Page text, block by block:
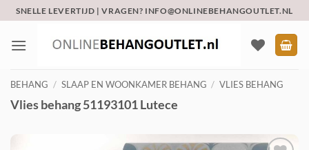
naar
inhoud
SNELLE LEVERTIJD | VRAGEN? INFO@ONLINEBEHANGOUTLET.NL
BEHANG / SLAAP EN WOONKAMER BEHANG / VLIES BEHANG
Vlies behang 51193101 Lutece